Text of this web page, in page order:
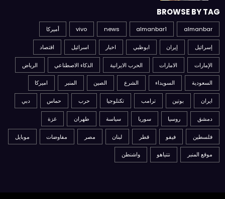
BROWSE BY TAG
almanbar
almanbar1
news
vivo أميركا
إسرائيل إيران ابوظبي اخبار اسرائيل اقتصاد
الإمارات الامارات الحرب الايرانية الذكاء الاصطناعي الرياض
السعودية السويداء الشرع الصين المنبر اميركا
ايران بوتين ترامب تكنلوجيا حرب حماس دبي
دمشق روسيا سوريا سياسة طهران غزة
فلسطين فيفو قطر لبنان مصر مفاوضات موبايل
موقع المنبر نتنياهو واشنطن